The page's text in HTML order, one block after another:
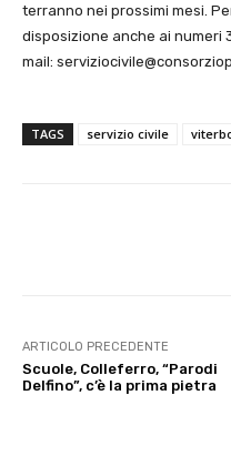
terranno nei prossimi mesi.
disposizione anche ai numeri
mail:
TAGS servizio civile
ARTICOLO PRECEDENTE
Scuole, Colleferro, “Parodi
Delfino”, c’è la prima pietra